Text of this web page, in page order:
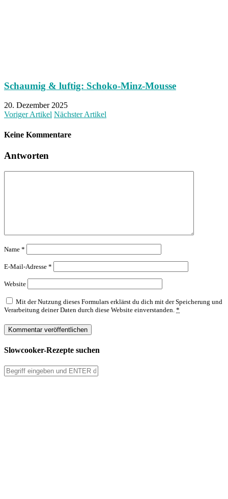
Schaumig & luftig: Schoko-Minz-Mousse
20. Dezember 2025
Voriger Artikel Nächster Artikel
Keine Kommentare
Antworten
Name *
E-Mail-Adresse *
Website
Mit der Nutzung dieses Formulars erklärst du dich mit der Speicherung und
Verarbeitung deiner Daten durch diese Website einverstanden. *
Slowcooker-Rezepte suchen